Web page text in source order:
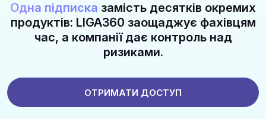
Одна підписка замість десятків окремих
продуктів: LIGA360 заощаджує фахівцям
час, а компанії дає контроль над
ризиками.
ОТРИМАТИ ДОСТУП